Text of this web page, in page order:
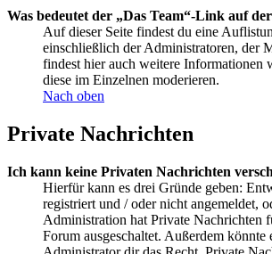
Was bedeutet der „Das Team“-Link auf
Auf dieser Seite findest du eine
einschließlich der Administratoren, der
findest hier auch weitere Informationen
diese im Einzelnen moderieren.
Nach oben
Private Nachrichten
Ich kann keine Privaten Nachrichten
Hierfür kann es drei Gründe geben:
registriert und / oder nicht angemeldet,
Administration hat Private Nachrichten
Forum ausgeschaltet. Außerdem könnte